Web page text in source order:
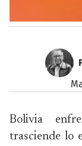
Bolivia
trasciende lo